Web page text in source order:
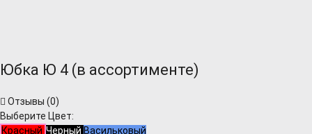
Юбка Ю 4 (в ассортименте)
Отзывы (0)
Выберите Цвет:
Красный Черный Васильковый